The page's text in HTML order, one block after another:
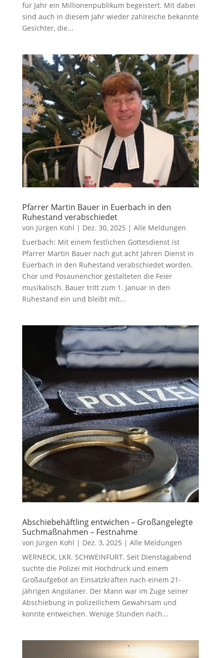
für Jahr ein Millionenpublikum begeistert. Mit dabei
sind auch in diesem Jahr wieder zahlreiche bekannte
Gesichter, die...
Pfarrer Martin Bauer in Euerbach in den
Ruhestand verabschiedet
von Jürgen Kohl | Dez. 30, 2025 | Alle Meldungen
Euerbach: Mit einem festlichen Gottesdienst ist
Pfarrer Martin Bauer nach gut acht Jahren Dienst in
Euerbach in den Ruhestand verabschiedet worden.
Chor und Posaunenchor gestalteten die Feier
musikalisch. Bauer tritt zum 1. Januar in den
Ruhestand ein und bleibt mit...
Abschiebehäftling entwichen – Großangelegte
Suchmaßnahmen – Festnahme
von Jürgen Kohl | Dez. 3, 2025 | Alle Meldungen
WERNECK, LKR. SCHWEINFURT. Seit Dienstagabend
suchte die Polizei mit Hochdruck und einem
Großaufgebot an Einsatzkräften nach einem 21-
jährigen Angolaner. Der Mann war im Zuge seiner
Abschiebung in polizeilichem Gewahrsam und
konnte entweichen. Wenige Stunden nach...